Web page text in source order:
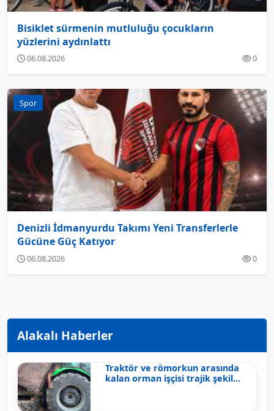
Bisiklet sürmenin mutluluğu çocukların
yüzlerini aydınlattı
06.08.2026 0
Spor
Denizli İdmanyurdu Takımı Yeni Transferlerle
Gücüne Güç Katıyor
06.08.2026 0
Alakalı Haberler
Traktör ve römorkun arasında
kalan orman işçisi trajik şekil...